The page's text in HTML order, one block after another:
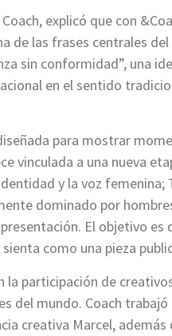
explicó que con
de las frases centrales
sin conformidad”, una
en el sentido
para mostrar
vinculada a una nueva
y la voz femenina;
dominado por
El objetivo es
como una pieza
participación de
del mundo. Coach
creativa Marcel,